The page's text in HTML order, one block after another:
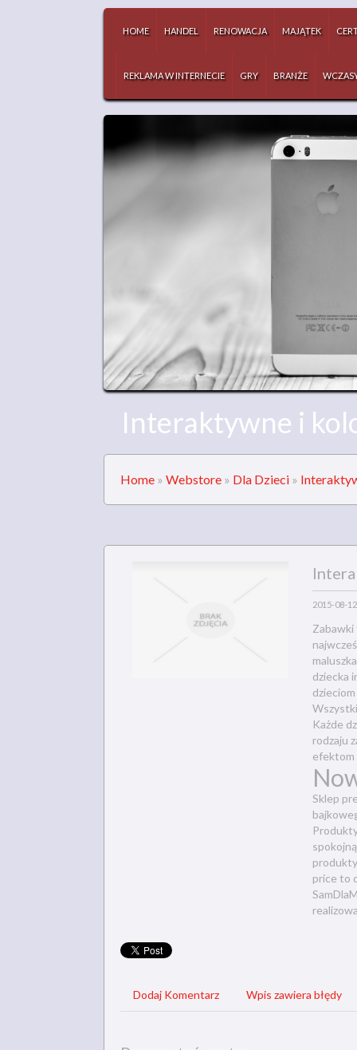
HOME HANDEL RENOWACJA MAJĄTEK
REKLAMA W INTERNECIE GRY BRANŻE
Interaktywne i
Home » Webstore » Dla Dzieci »
2015-08-12
Zabawki
dziecka
Każde
rodzaju
efektom
Sklep
price to
Dodaj Komentarz Wpis zawiera błędy